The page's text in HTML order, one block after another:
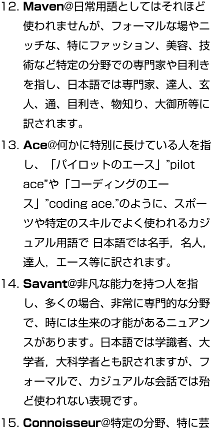
Maven@日常用語としてはそれほど
使われませんが、フォーマルな場やニ
ッチな、特にファッション、美容、技
術など特定の分野での専門家や目利き
を指し、日本語では専門家、達人、玄
人、通、目利き、物知り、大御所等に
訳されます。
Ace@何かに特別に長けている人を指
し、「パイロットのエース」”pilot
ace”や「コーディングのエー
ス」”coding ace.”のように、スポー
ツや特定のスキルでよく使われるカジ
ュアル用語で 日本語では名手，名人，
達人，エース等に訳されます。
Savant@非凡な能力を持つ人を指
し、多くの場合、非常に専門的な分野
で、時には生来の才能があるニュアン
スがあります。日本語では学識者、大
学者，大科学者とも訳されますが、フ
ォーマルで、カジュアルな会話では殆
ど使われない表現です。
Connoisseur@特定の分野、特に芸